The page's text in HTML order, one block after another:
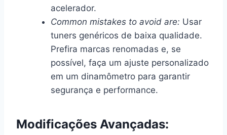
acelerador.
Common mistakes to avoid are: Usar
tuners genéricos de baixa qualidade.
Prefira marcas renomadas e, se
possível, faça um ajuste personalizado
em um dinamômetro para garantir
segurança e performance.
Modificações Avançadas: